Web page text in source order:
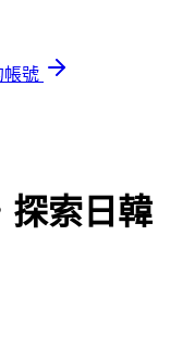
帳號
探索日韓